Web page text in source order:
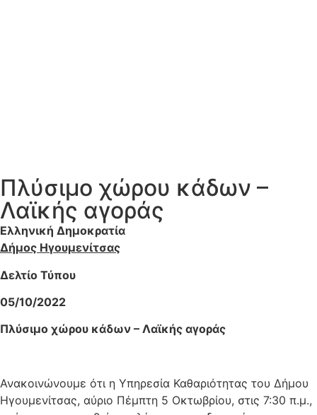
Πλύσιμο χώρου κάδων –
Λαϊκής αγοράς
Ελληνική Δημοκρατία
Δήμος Ηγουμενίτσας
Δελτίο Τύπου
05/10/2022
Πλύσιμο χώρου κάδων – Λαϊκής αγοράς
Ανακοινώνουμε ότι η Υπηρεσία Καθαριότητας του Δήμου
Ηγουμενίτσας, αύριο Πέμπτη 5 Οκτωβρίου, στις 7:30 π.μ.,